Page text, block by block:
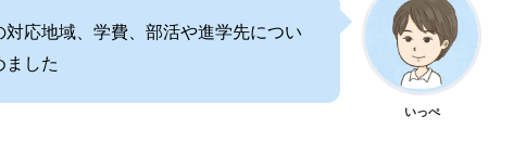
応地域、学費、部活や進学先につい
ました
いっぺ